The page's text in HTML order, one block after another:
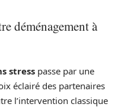
déménagement à
stress passe par une
éclairé des partenaires
l’intervention classique